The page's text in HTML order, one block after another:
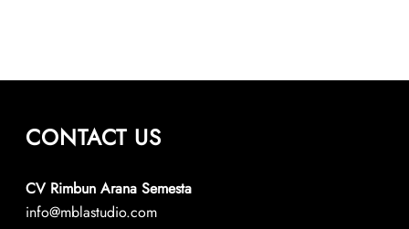
CONTACT US
CV Rimbun Arana Semesta
info@mblastudio.com